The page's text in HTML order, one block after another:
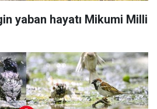
yaban hayatı Mikumi Milli